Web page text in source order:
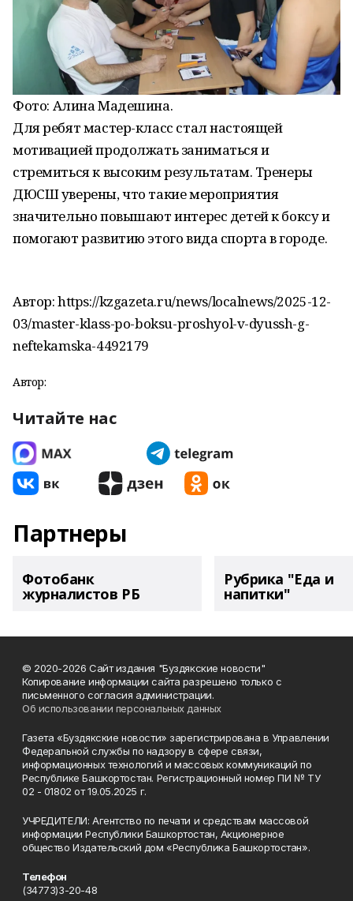
Фото: Алина Мадешина.
Для ребят мастер-класс стал настоящей
мотивацией продолжать заниматься и
стремиться к высоким результатам. Тренеры
ДЮСШ уверены, что такие мероприятия
значительно повышают интерес детей к боксу и
помогают развитию этого вида спорта в городе.
Автор: https://kzgazeta.ru/news/localnews/2025-12-
03/master-klass-po-boksu-proshyol-v-dyussh-g-
neftekamska-4492179
Автор:
Читайте нас
Партнеры
Фотобанк
журналистов РБ
Рубрика "Еда и
напитки"
© 2020-2026 Сайт издания "Буздякские новости"
Копирование информации сайта разрешено только с
письменного согласия администрации.
Об использовании персональных данных
Газета «Буздякские новости» зарегистрирована в Управлении
Федеральной службы по надзору в сфере связи,
информационных технологий и массовых коммуникаций по
Республике Башкортостан. Регистрационный номер ПИ № ТУ
02 - 01802 от 19.05.2025 г.
УЧРЕДИТЕЛИ: Агентство по печати и средствам массовой
информации Республики Башкортостан, Акционерное
общество Издательский дом «Республика Башкортостан».
Телефон
(34773)3-20-48